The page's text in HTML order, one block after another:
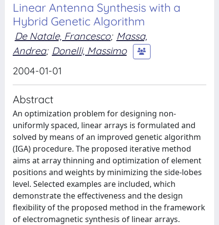
Linear Antenna Synthesis with a
Hybrid Genetic Algorithm
De Natale, Francesco; Massa,
Andrea; Donelli, Massimo
2004-01-01
Abstract
An optimization problem for designing non-
uniformly spaced, linear arrays is formulated and
solved by means of an improved genetic algorithm
(IGA) procedure. The proposed iterative method
aims at array thinning and optimization of element
positions and weights by minimizing the side-lobes
level. Selected examples are included, which
demonstrate the effectiveness and the design
flexibility of the proposed method in the framework
of electromagnetic synthesis of linear arrays.